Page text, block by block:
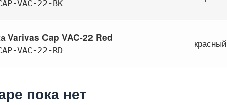
VAC-22-BK
Varivas Cap VAC-22 Red
VAC-22-RD
красный
пока нет